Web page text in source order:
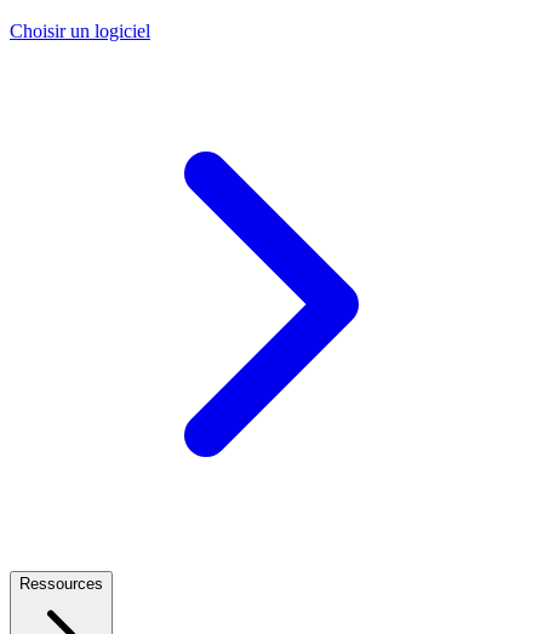
Choisir un logiciel
Ressources